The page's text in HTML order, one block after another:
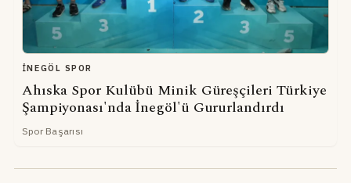
İNEGÖL SPOR
Ahıska Spor Kulübü Minik Güreşçileri Türkiye
Şampiyonası'nda İnegöl'ü Gururlandırdı
Spor Başarısı